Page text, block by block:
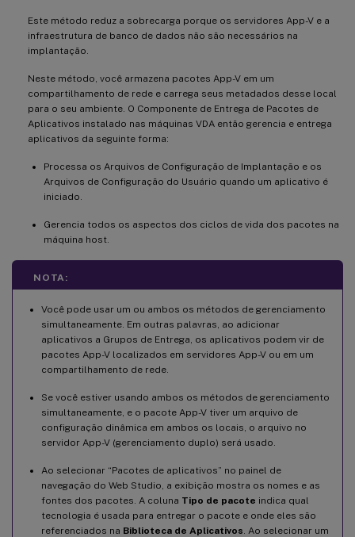
Este método reduz a sobrecarga porque os servidores App-V e a
infraestrutura de banco de dados não são necessários na
implantação.
Neste método, você armazena pacotes App-V em um
compartilhamento de rede e carrega seus metadados desse local
para o seu ambiente. O Componente de Entrega de Pacotes de
Aplicativos instalado nas máquinas VDA então gerencia e entrega
aplicativos da seguinte forma:
Processa os Arquivos de Configuração de Implantação e os
Arquivos de Configuração do Usuário quando um aplicativo é
iniciado.
Gerencia todos os aspectos dos ciclos de vida dos pacotes na
máquina host.
NOTA:
Você pode usar um ou ambos os métodos de gerenciamento
simultaneamente. Em outras palavras, ao adicionar
aplicativos a Grupos de Entrega, os aplicativos podem vir de
pacotes App-V localizados em servidores App-V ou em um
compartilhamento de rede.
Se você estiver usando ambos os métodos de gerenciamento
simultaneamente, e o pacote App-V tiver um arquivo de
configuração dinâmica em ambos os locais, o arquivo no
servidor App-V (gerenciamento duplo) será usado.
Ao selecionar “Pacotes de aplicativos” no painel de
navegação do Web Studio, a exibição mostra os nomes e as
fontes dos pacotes. A coluna Tipo de pacote indica qual
tecnologia é usada para entregar o pacote e onde eles são
referenciados na Biblioteca de Aplicativos . Ao selecionar um